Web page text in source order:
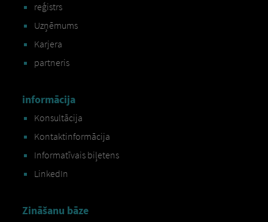
reģistrs
Uzņēmums
Karjera
partneris
informācija
Konsultācija
Kontaktinformācija
Informatīvais biļetens
LinkedIn
Zināšanu bāze